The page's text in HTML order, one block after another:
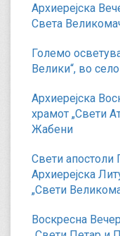
Архиерејска
Света
Големо
Велики“, во
Архиерејска
храмот „Свети
Жабени
Свети апостоли
Архиерејска
„Свети
Воскресна